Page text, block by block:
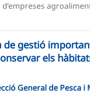
de gestió
els
General de Pesca i